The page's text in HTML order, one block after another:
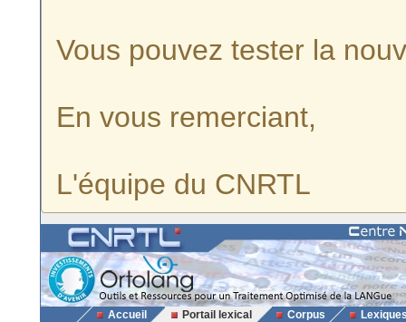
Vous pouvez tester la
En vous remerciant,
L'équipe du CNRTL
Accueil Portail lexical Corpus